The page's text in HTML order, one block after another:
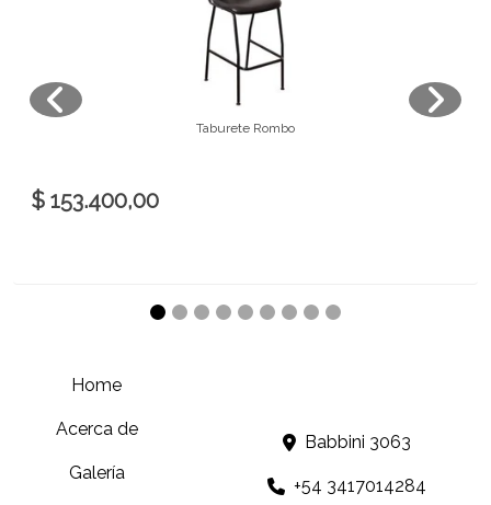
Taburete Rombo
$ 153.400,00
Home
Acerca de
Galería
Babbini 3063
+54 3417014284